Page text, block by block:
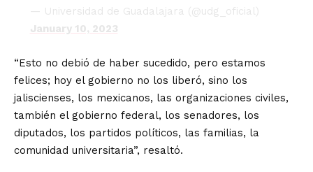
— Universidad de Guadalajara (@udg_oficial)
January 10, 2023
“Esto no debió de haber sucedido, pero estamos
felices; hoy el gobierno no los liberó, sino los
jaliscienses, los mexicanos, las organizaciones civiles,
también el gobierno federal, los senadores, los
diputados, los partidos políticos, las familias, la
comunidad universitaria”, resaltó.